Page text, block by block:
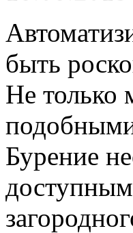
быть
Не только
Бурение